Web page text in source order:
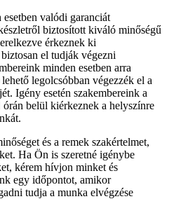
valódi garanciát
biztosított kiváló minőségű
érkeznek ki
el tudják végezni
minden esetben arra
legolcsóbban végezzék el a
Igény esetén szakembereink a
órán belül kiérkeznek a helyszínre
és a remek szakértelmet,
Ha Ön is szeretné igénybe
kérem hívjon minket és
egy időpontot, amikor
tudja a munka elvégzése